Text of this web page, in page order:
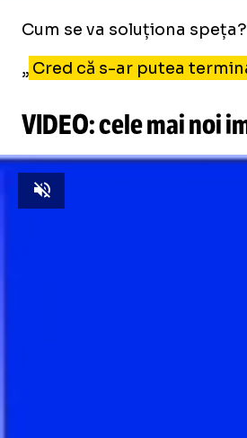
Cum se va soluționa
„ Cred că s-ar putea
VIDEO: cele mai noi
Unmute